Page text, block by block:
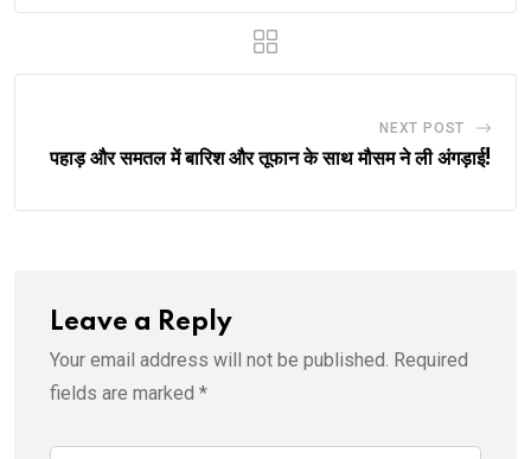
NEXT POST
पहाड़ और समतल में बारिश और तूफान के साथ मौसम ने ली अंगड़ाई!
Leave a Reply
Your email address will not be published. Required
fields are marked *